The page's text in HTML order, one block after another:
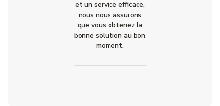
et un service efficace,
nous nous assurons
que vous obtenez la
bonne solution au bon
moment.